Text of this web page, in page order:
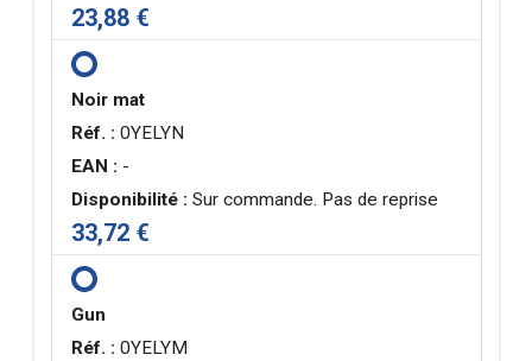
23,88 €
Noir mat
Réf. : 0YELYN
EAN : -
Disponibilité : Sur commande. Pas de reprise
33,72 €
Gun
Réf. : 0YELYM